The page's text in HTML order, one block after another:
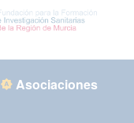
Asociaciones